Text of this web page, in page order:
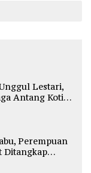
Lestari,
Antang Kotim
Perempuan
Ditangkap